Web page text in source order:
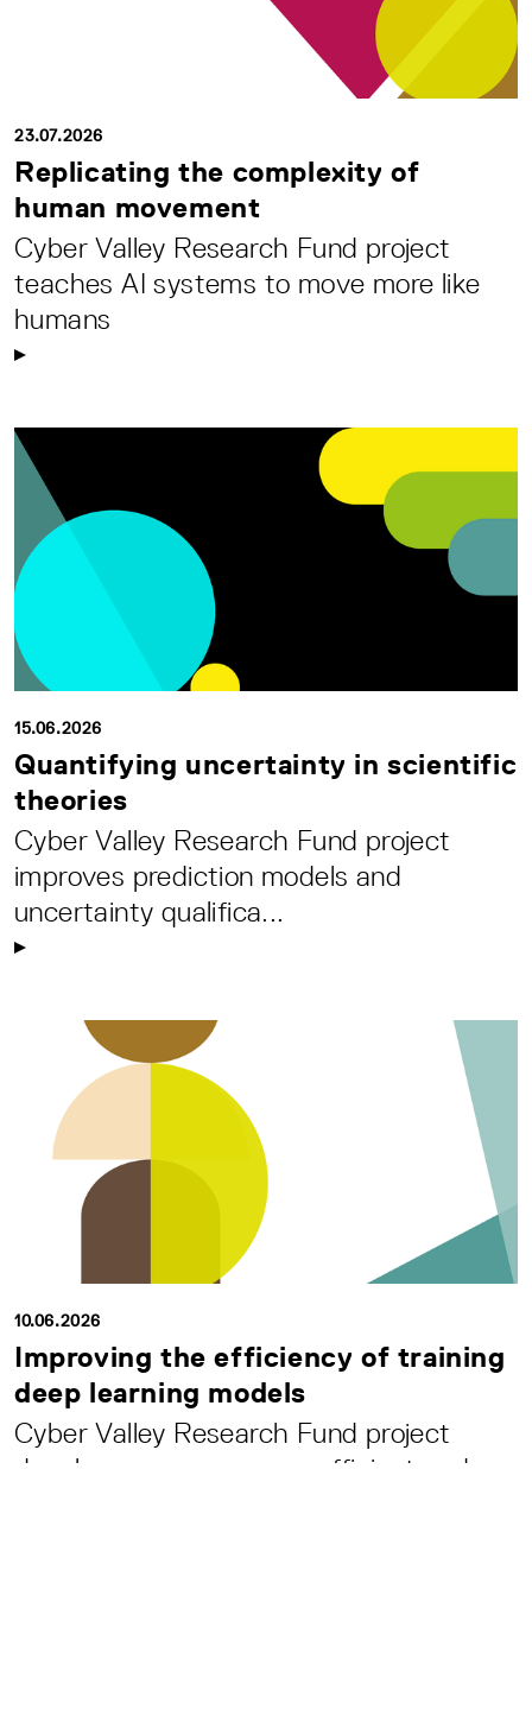
23.07.2026
Replicating the complexity of
human movement
Cyber Valley Research Fund project
teaches AI systems to move more like
humans
15.06.2026
Quantifying uncertainty in scientific
theories
Cyber Valley Research Fund project
improves prediction models and
uncertainty qualifica...
10.06.2026
Improving the efficiency of training
deep learning models
Cyber Valley Research Fund project
develops more resource-efficient and